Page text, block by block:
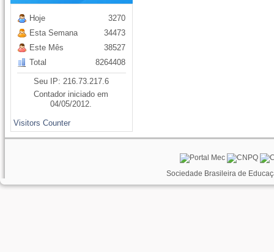
Hoje
Esta Semana
Este Mês
Total
3270
34473
38527
8264408
Seu IP: 216.73.217.6
Contador iniciado em
04/05/2012.
Visitors Counter
Sociedade Brasileira de